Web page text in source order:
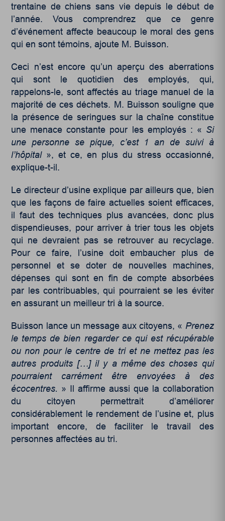
trentaine de chiens sans vie depuis le début de
l’année. Vous comprendrez que ce genre
d’événement affecte beaucoup le moral des gens
qui en sont témoins, ajoute M. Buisson.
Ceci n’est encore qu’un aperçu des aberrations
qui sont le quotidien des employés, qui,
rappelons-le, sont affectés au triage manuel de la
majorité de ces déchets. M. Buisson souligne que
la présence de seringues sur la chaîne constitue
une menace constante pour les employés : « Si
une personne se pique, c’est 1 an de suivi à
l’hôpital », et ce, en plus du stress occasionné,
explique-t-il.
Le directeur d’usine explique par ailleurs que, bien
que les façons de faire actuelles soient efficaces,
il faut des techniques plus avancées, donc plus
dispendieuses, pour arriver à trier tous les objets
qui ne devraient pas se retrouver au recyclage.
Pour ce faire, l’usine doit embaucher plus de
personnel et se doter de nouvelles machines,
dépenses qui sont en fin de compte absorbées
par les contribuables, qui pourraient se les éviter
en assurant un meilleur tri à la source.
Buisson lance un message aux citoyens, « Prenez
le temps de bien regarder ce qui est récupérable
ou non pour le centre de tri et ne mettez pas les
autres produits […] il y a même des choses qui
pourraient carrément être envoyées à des
écocentres. » Il affirme aussi que la collaboration
du citoyen permettrait d’améliorer
considérablement le rendement de l’usine et, plus
important encore, de faciliter le travail des
personnes affectées au tri.